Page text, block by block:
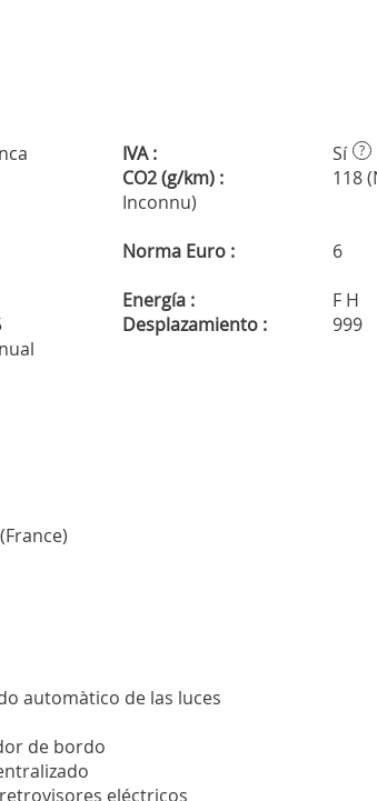
IVA : Sí ?
CO2 (g/km) :
118
Inconnu)
Norma Euro :
6
Energía :
F H
Desplazamiento :
999
automàtico de las luces
de bordo
eléctricos